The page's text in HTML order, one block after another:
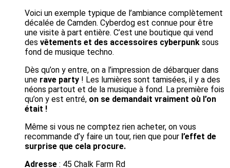
Voici un exemple typique de l’ambiance complètement
décalée de Camden. Cyberdog est connue pour être
une visite à part entière. C’est une boutique qui vend
des vêtements et des accessoires cyberpunk sous
fond de musique techno.
Dès qu’on y entre, on a l’impression de débarquer dans
une rave party ! Les lumières sont tamisées, il y a des
néons partout et de la musique à fond. La première fois
qu’on y est entré, on se demandait vraiment où l’on
était !
Même si vous ne comptez rien acheter, on vous
recommande d’y faire un tour, rien que pour l’effet de
surprise que cela procure.
Adresse : 45 Chalk Farm Rd